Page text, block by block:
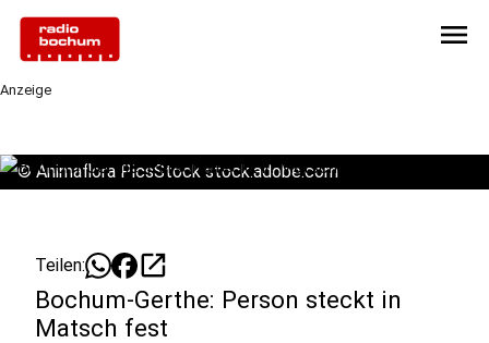
menu
Anzeige
© Animaflora PicsStock stock.adobe.com
Teilen: open_in_new
Bochum-Gerthe: Person steckt in
Matsch fest